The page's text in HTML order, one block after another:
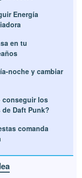
Energía
en tu
noche y cambiar
conseguir los
Daft Punk?
comanda